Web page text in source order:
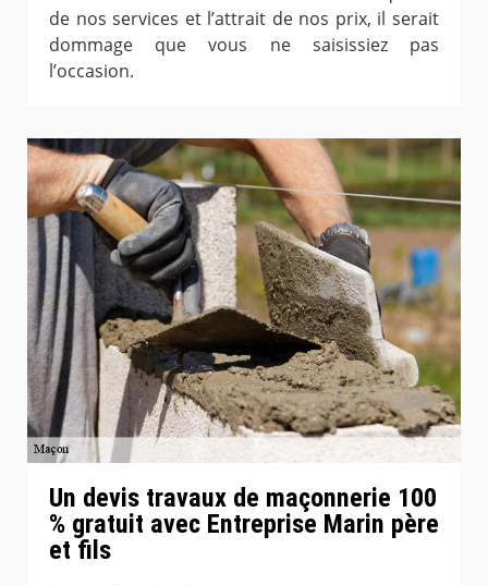
de nos services et l’attrait de nos prix, il serait
dommage que vous ne saisissiez pas
l’occasion.
Un devis travaux de maçonnerie 100
% gratuit avec Entreprise Marin père
et fils